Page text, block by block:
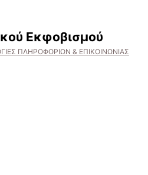
ρομποτικού
βραχίονα
R3
Εκφοβισμού
ΠΛΗΡΟΦΟΡΙΩΝ & ΕΠΙΚΟΙΝΩΝΙΑΣ